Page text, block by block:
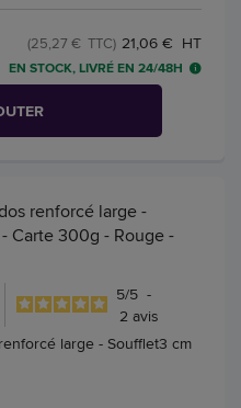
21,06 € HT
(25,27 € TTC)
EN STOCK, LIVRÉ EN 24/48H
renforcé large -
Carte 300g - Rouge -
5/5 -
2avis
large - Soufflet3 cm